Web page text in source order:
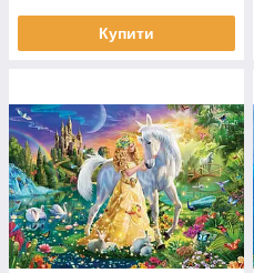
Купити